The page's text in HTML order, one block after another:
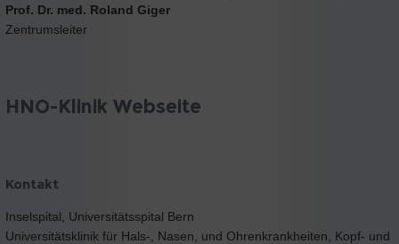
Prof. Dr. med. Roland Giger
Zentrumsleiter
HNO-Klinik Webseite
Kontakt
Inselspital, Universitätsspital Bern
Universitätsklinik für Hals-, Nasen, und Ohrenkrankheiten, Kopf- und